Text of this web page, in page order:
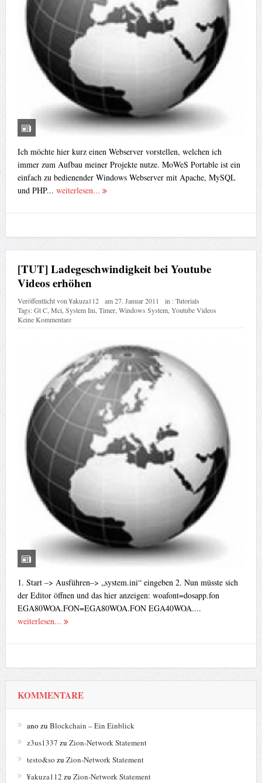
Ich möchte hier kurz einen Webserver vorstellen, welchen ich
immer zum Aufbau meiner Projekte nutze. MoWeS Portable ist ein
einfach zu bedienender Windows Webserver mit Apache, MySQL
und PHP... weiterlesen...
[TUT] Ladegeschwindigkeit bei Youtube
Videos erhöhen
Veröffentlicht von¥akuza112 am27. Januar 2011 in :Tutorials
Tags:Gt C,Mci,System Ini,Timer,Windows System,Youtube Videos
Keine Kommentare
1. Start –> Ausführen–> „system.ini“ eingeben 2. Nun müsste sich
der Editor öffnen und das hier anzeigen: woafont=dosapp.fon
EGA80WOA.FON=EGA80WOA.FON EGA40WOA....
weiterlesen...
KOMMENTARE
ano zu Blockchain – Ein Einblick
z3us1337 zu Zion-Network Statement
testo&so zu Zion-Network Statement
¥akuza112 zu Zion-Network Statement